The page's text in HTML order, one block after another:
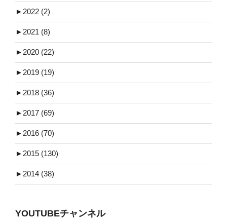
► 2022 (2)
► 2021 (8)
► 2020 (22)
► 2019 (19)
► 2018 (36)
► 2017 (69)
► 2016 (70)
► 2015 (130)
► 2014 (38)
YOUTUBEチャンネル